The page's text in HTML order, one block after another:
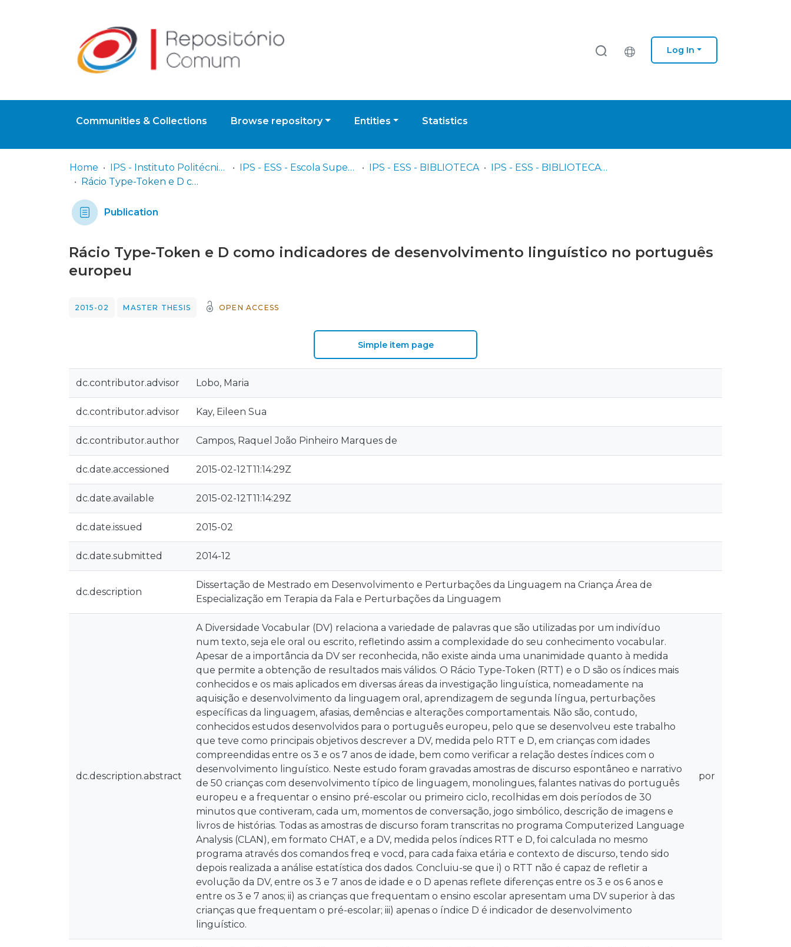
Log In
Communities & Collections Browse repository Entities Statistics
Home IPS - Instituto Politécnico de Setúbal IPS - ESS - Escola Superior de Saúde IPS - ESS - BIBLIOTECA
IPS - ESS - BIBLIOTECA - Dissertações de mestrado
Rácio Type-Token e D como indicadores de desenvolvimento linguístico no português europeu
Publication
Rácio Type-Token e D como indicadores de desenvolvimento linguístico no português
europeu
2015-02 MASTER THESIS OPEN ACCESS
Simple item page
dc.contributor.advisor Lobo, Maria
dc.contributor.advisor Kay, Eileen Sua
dc.contributor.author Campos, Raquel João Pinheiro Marques de
dc.date.accessioned 2015-02-12T11:14:29Z
dc.date.available 2015-02-12T11:14:29Z
dc.date.issued 2015-02
dc.date.submitted 2014-12
dc.description
Dissertação de Mestrado em Desenvolvimento e Perturbações da Linguagem na Criança Área de
Especialização em Terapia da Fala e Perturbações da Linguagem
dc.description.abstract
A Diversidade Vocabular (DV) relaciona a variedade de palavras que são utilizadas por um indivíduo
num texto, seja ele oral ou escrito, refletindo assim a complexidade do seu conhecimento vocabular.
Apesar de a importância da DV ser reconhecida, não existe ainda uma unanimidade quanto à medida
que permite a obtenção de resultados mais válidos. O Rácio Type-Token (RTT) e o D são os índices mais
conhecidos e os mais aplicados em diversas áreas da investigação linguística, nomeadamente na
aquisição e desenvolvimento da linguagem oral, aprendizagem de segunda língua, perturbações
específicas da linguagem, afasias, demências e alterações comportamentais. Não são, contudo,
conhecidos estudos desenvolvidos para o português europeu, pelo que se desenvolveu este trabalho
que teve como principais objetivos descrever a DV, medida pelo RTT e D, em crianças com idades
compreendidas entre os 3 e os 7 anos de idade, bem como verificar a relação destes índices com o
desenvolvimento linguístico. Neste estudo foram gravadas amostras de discurso espontâneo e narrativo
de 50 crianças com desenvolvimento típico de linguagem, monolingues, falantes nativas do português
europeu e a frequentar o ensino pré-escolar ou primeiro ciclo, recolhidas em dois períodos de 30
minutos que contiveram, cada um, momentos de conversação, jogo simbólico, descrição de imagens e
livros de histórias. Todas as amostras de discurso foram transcritas no programa Computerized Language
Analysis (CLAN), em formato CHAT, e a DV, medida pelos índices RTT e D, foi calculada no mesmo
programa através dos comandos freq e vocd, para cada faixa etária e contexto de discurso, tendo sido
depois realizada a análise estatística dos dados. Concluiu-se que i) o RTT não é capaz de refletir a
evolução da DV, entre os 3 e 7 anos de idade e o D apenas reflete diferenças entre os 3 e os 6 anos e
entre os 3 e 7 anos; ii) as crianças que frequentam o ensino escolar apresentam uma DV superior à das
crianças que frequentam o pré-escolar; iii) apenas o índice D é indicador de desenvolvimento
linguístico.
por